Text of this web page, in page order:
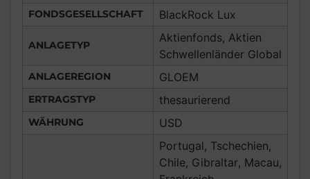
FONDSGESELLSCHAFT BlackRock Lux
ANLAGETYP
Aktienfonds, Aktien
Schwellenländer Global
ANLAGEREGION GLOEM
ERTRAGSTYP thesaurierend
WÄHRUNG USD
Portugal, Tschechien,
Chile, Gibraltar, Macau,